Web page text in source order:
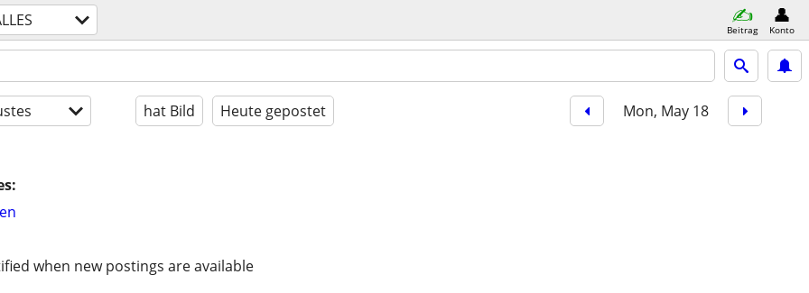
Beitrag Konto
hat Bild Heute gepostet Mon, May 18
when new postings are available